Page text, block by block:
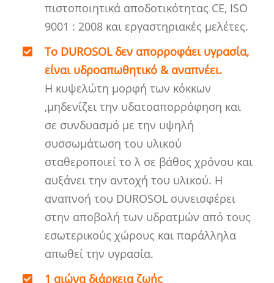
πιστοποιητικά αποδοτικότητας CE, ISO
9001 : 2008 και εργαστηριακές μελέτες.
Το DUROSOL δεν απορροφάει υγρασία,
είναι υδροαπωθητικό & αναπνέει.
Η κυψελώτη μορφή των κόκκων
,μηδενίζει την υδατοαπορρόφηση και
σε συνδυασμό με την υψηλή
συσσωμάτωση του υλικού
σταθεροποιεί το λ σε βάθος χρόνου και
αυξάνει την αντοχή του υλικού. Η
αναπνοή του DUROSOL συνεισφέρει
στην αποβολή των υδρατμών από τους
εσωτερικούς χώρους και παράλληλα
απωθεί την υγρασία.
1 αιώνα διάρκεια ζωής